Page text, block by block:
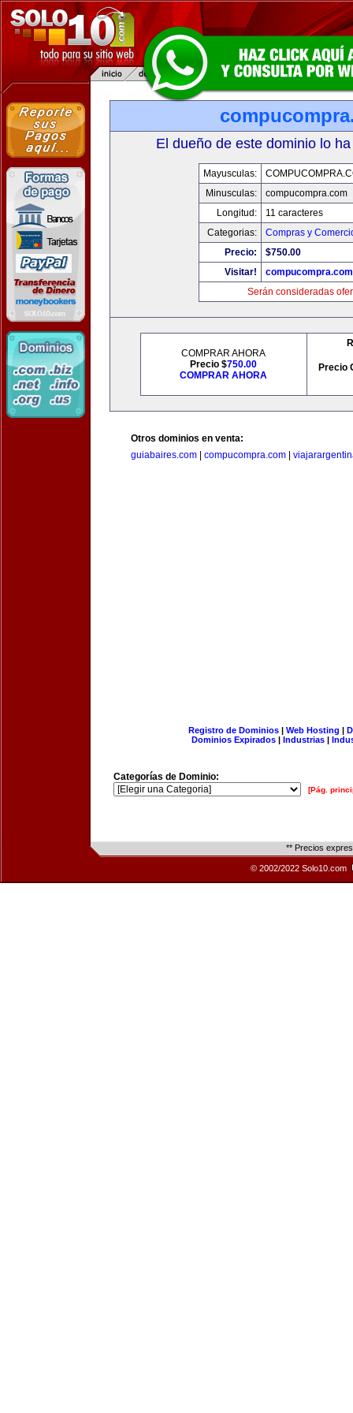
El dueño de este dominio lo
Mayusculas:
Minusculas:
compucompra.com
Longitud:
11 caracteres
Categorias:
Compras y
Precio:
$750.00
Visitar!
compucompra.com
Serán consideradas
COMPRAR AHORA
Precio $750.00
COMPRAR AHORA
Precio
Otros dominios en venta:
guiabaires.com
compucompra.com
Registro de Dominios| Web Hosting |
Dominios Expirados | Industrias |
Categorías de Dominio:
[Pág.
** Precios
© 2002/2022 Solo10.com